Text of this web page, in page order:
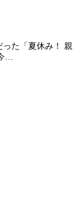
た「夏休み！ 親
…